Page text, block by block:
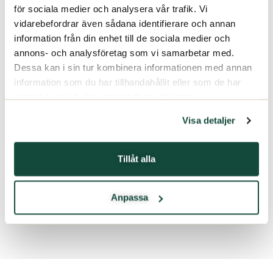
för sociala medier och analysera vår trafik. Vi
vidarebefordrar även sådana identifierare och annan
information från din enhet till de sociala medier och
annons- och analysföretag som vi samarbetar med.
Dessa kan i sin tur kombinera informationen med annan
information som du har tillhandahållit eller som de har
samlat in när du har använt deras tjänster.
Visa detaljer
Tillåt alla
Anpassa